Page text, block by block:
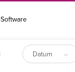
Software
Datum